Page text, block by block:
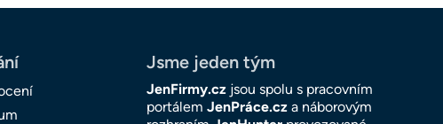
Jsme jeden tým
JenFirmy.cz jsou spolu s pracovním
portálem JenPráce.cz a náborovým